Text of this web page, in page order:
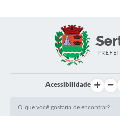
Acessibilidade